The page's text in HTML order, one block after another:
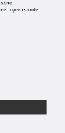
içerisinde